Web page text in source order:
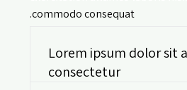
commodo consequat.
Lorem ipsum dolor sit
consectetur